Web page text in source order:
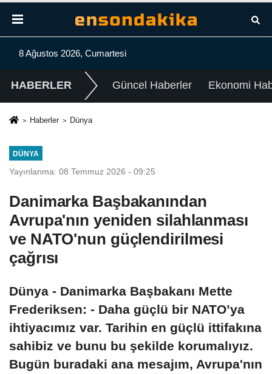
8 Ağustos 2026, Cumartesi
HABERLER Güncel Haberler Ekonomi
Haberler Dünya
DÜNYA
Yayınlanma: 08 Temmuz 2026 - 09:25
Danimarka Başbakanından
Avrupa'nın yeniden silahlanması
ve NATO'nun güçlendirilmesi
çağrısı
Dünya - Danimarka Başbakanı Mette
Frederiksen: - Daha güçlü bir NATO’ya
ihtiyacımız var. Tarihin en güçlü ittifakına
sahibiz ve bunu bu şekilde korumalıyız.
Bugün buradaki ana mesajım, Avrupa'nın